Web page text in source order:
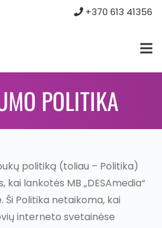
+370 613 41356‬
POLITIKA
politiką (toliau – Politika)
lankotės MB „DESAmedia“
Politika netaikoma, kai
interneto svetainėse